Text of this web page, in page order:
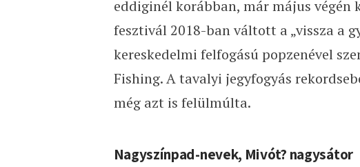
eddiginél korábban, már május
fesztivál 2018-ban váltott a „vissza a
kereskedelmi felfogású popzenével
Fishing. A tavalyi jegyfogyás
még azt is felülmúlta.
Nagyszínpad-nevek, Mivót? nagysátor